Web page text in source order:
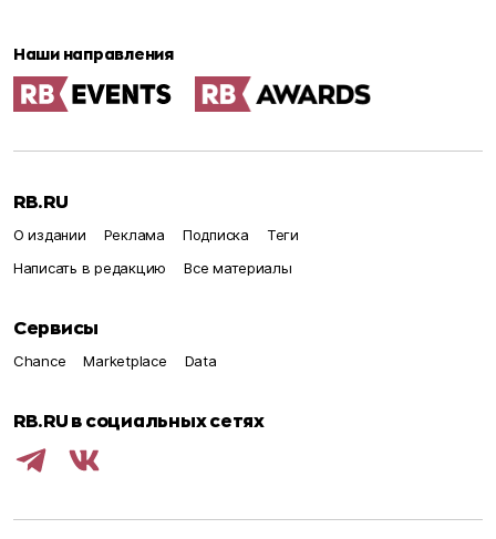
Наши направления
RB.RU
О издании Реклама Подписка
Теги
Написать в редакцию
Все материалы
Сервисы
Chance Marketplace Data
RB.RU в социальных сетях